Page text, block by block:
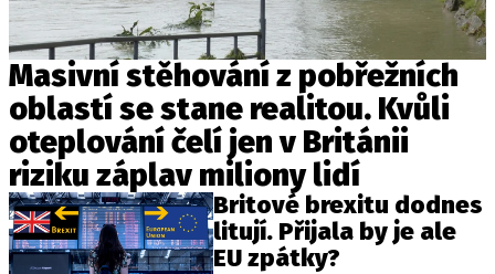
Masivní stěhování z pobřežních
oblastí se stane realitou. Kvůli
oteplování čelí jen v Británii
riziku záplav miliony lidí
Britové brexitu dodnes
litují. Přijala by je ale
EU zpátky?